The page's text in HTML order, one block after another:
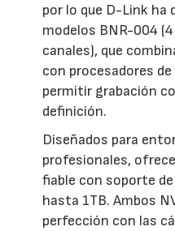
por lo que D-Link ha
modelos BNR-004
canales), que
con procesadores
permitir grabación
definición.
Diseñados para
profesionales,
fiable con soporte
hasta 1TB. Ambos
perfección con las